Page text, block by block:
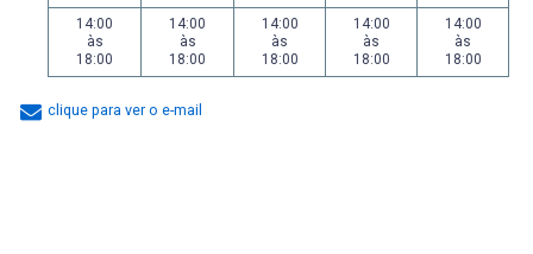
14:00
às
18:00
14:00
às
18:00
14:00
às
18:00
14:00
às
18:00
14:00
às
18:00
clique para ver o e-mail